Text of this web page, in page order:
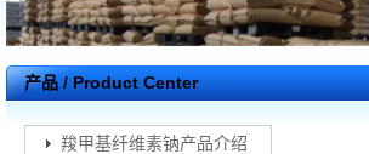
产品 / Product Center
羧甲基纤维素钠产品介绍